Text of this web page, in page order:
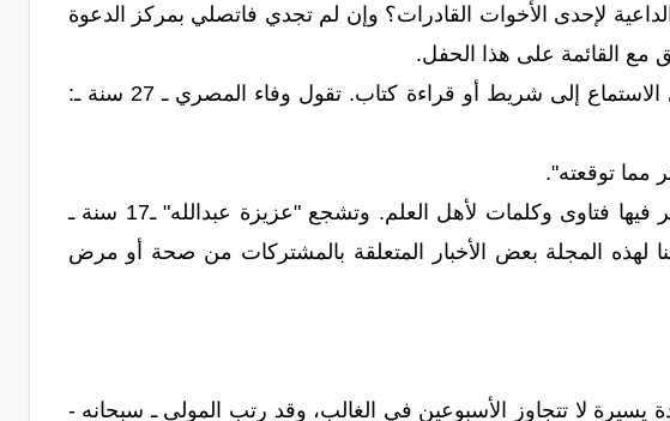
لإحدى الأخوات القادرات؟ وإن لم تجدي فاتصلي بمركز الدعوة
مع القائمة على هذا الحفل.
إقامة مسابقة لنساء العائلة والصديقات بوضع أسئلة تكون إجابتها في الاستماع إلى شريط أو قراءة كتاب. تقول وفاء المصري ـ 27 سنة ـ:
مما توقعته".
داد مجلة مصغرة أسبوعية تكتب فيها بعض القريبات والصديقات وتنشر فيها فتاوى وكلمات لأهل العلم. وتشجع "عزيزة عبدالله" ـ17 سنة ـ
لهذه المجلة بعض الأخبار المتعلقة بالمشتركات من صحة أو مرض
لا تتجاوز الأسبوعين في الغالب، وقد رتب المولى ـ سبحانه -